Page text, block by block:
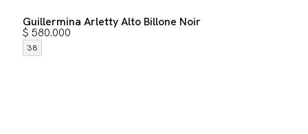
Guillermina Arletty Alto Billone Noir
$ 580.000
38